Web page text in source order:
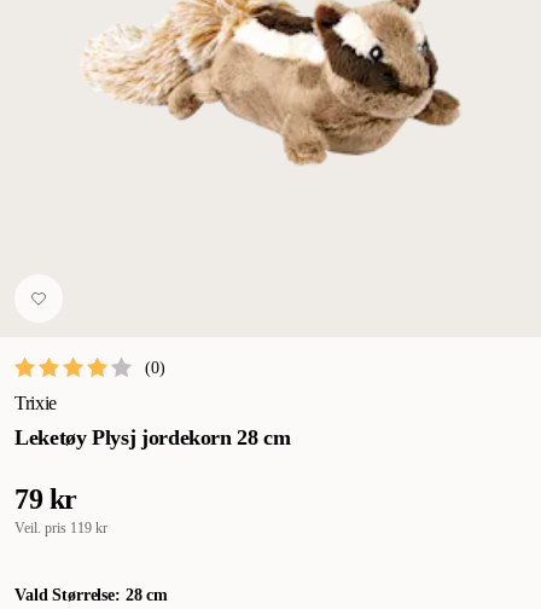
Trixie
Leketøy Plysj jordekorn 28 cm
(0)
79 kr
Veil. pris 119 kr
Vald Størrelse: 28 cm